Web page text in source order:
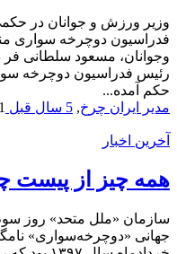
وزیر ورزش و جوانان در
فدراسیون دوچرخه سواری
وجوانان، مسعود سلطانی
رئیس فدراسیون دوچرخه
حکم آمده...
مدیر ایران چرخ, 5 سال قبل 1 min
آخرین اخبار
همه چیز از پیست